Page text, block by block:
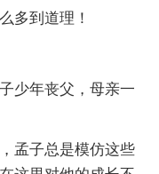
多到道理！
少年丧父，母亲一
孟子总是模仿这些